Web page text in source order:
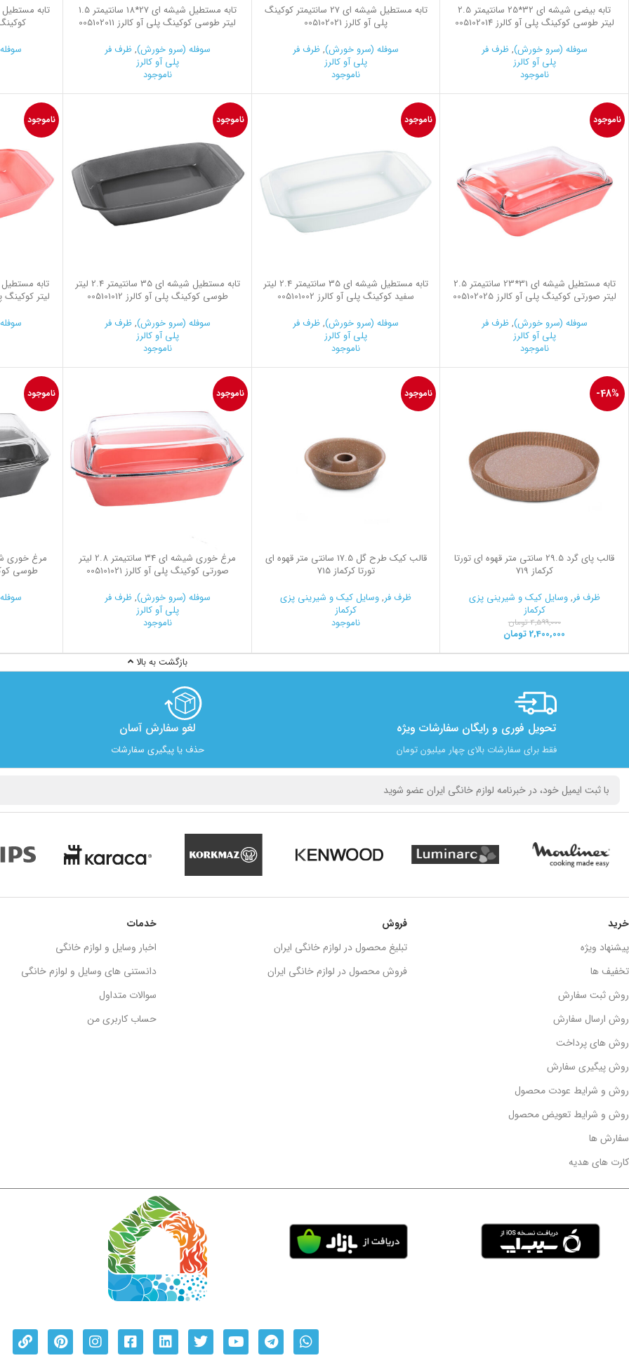
تابه بیضی شیشه ای 32*25 سانتیمتر 2.5
لیتر طوسی کوکینگ پلی آو کالرز 005102014
سوفله (سرو خورش),ظرف فر
پلی آو کالرز
ناموجود
تابه مستطیل شیشه ای 27 سانتیمتر کوکینگ
پلی آو کالرز 005102021
سوفله (سرو خورش),ظرف فر
پلی آو کالرز
ناموجود
تابه مستطیل شیشه ای 27*18 سانتیمتر 1.5
لیتر طوسی کوکینگ پلی آو کالرز 005102011
سوفله (سرو خورش),ظرف فر
پلی آو کالرز
ناموجود
کوکینگ
ناموجود
تابه مستطیل شیشه ای 31*23 سانتیمتر 2.5
لیتر صورتی کوکینگ پلی آو کالرز 005102025
سوفله (سرو خورش),ظرف فر
پلی آو کالرز
ناموجود
ناموجود
تابه مستطیل شیشه ای 35 سانتیمتر 2.4 لیتر
سفید کوکینگ پلی آو کالرز 005101002
سوفله (سرو خورش),ظرف فر
پلی آو کالرز
ناموجود
ناموجود
تابه مستطیل شیشه ای 35 سانتیمتر 2.4 لیتر
طوسی کوکینگ پلی آو کالرز 005101012
سوفله (سرو خورش),ظرف فر
پلی آو کالرز
ناموجود
ناموجود
لیتر کوکینگ
-48%
ﻗﺎﻟﺐ پای ﮔﺮد 29.5 سانتی متر قهوه ای تورتا
کرکماز 719
ظرف فر,وسایل کیک و شیرینی‌ پزی
کرکماز
4,599,000 تومان
2,400,000 تومان
ناموجود
ﻗﺎﻟﺐ ﮐﯿﮏ طرح گل 17.5 سانتی متر قهوه ای
تورتا کرکماز 715
ظرف فر,وسایل کیک و شیرینی‌ پزی
کرکماز
ناموجود
ناموجود
مرغ خوری شیشه ای 34 سانتیمتر 2.8 لیتر
صورتی کوکینگ پلی آو کالرز 005101021
سوفله (سرو خورش),ظرف فر
پلی آو کالرز
ناموجود
ناموجود
طوسی
بازگشت به بالا
تحویل فوری و رایگان سفارشات ویژه
فقط برای سفارشات بالای چهار میلیون تومان
لغو سفارش آسان​
حذف یا پیگیری سفارشات
خرید
پیشنهاد ویژه
تخفیف ها
روش ثبت سفارش
روش ارسال سفارش
روش های پرداخت
روش پیگیری سفارش
روش و شرایط عودت محصول
روش و شرایط تعویض محصول
سفارش ها
کارت های هدیه
فروش
تبلیغ محصول در لوازم خانگی ایران
فروش محصول در لوازم خانگی ایران
خدمات
اخبار وسایل و لوازم خانگی
دانستنی های وسایل و لوازم خانگی
سوالات متداول
حساب کاربری من